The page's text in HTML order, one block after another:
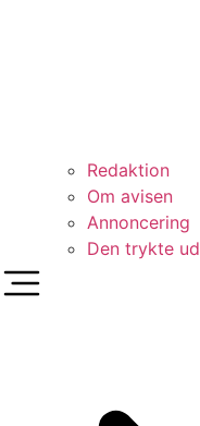
Redaktion
Om avisen
Annoncering
Den trykte